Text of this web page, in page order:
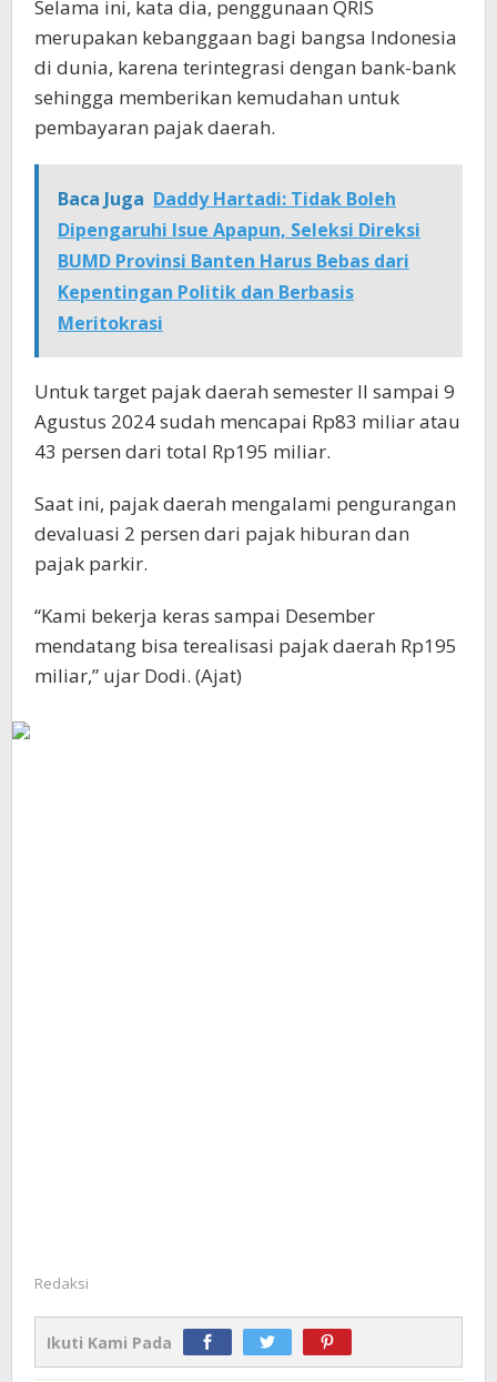
Selama ini, kata dia, penggunaan QRIS
merupakan kebanggaan bagi bangsa Indonesia
di dunia, karena terintegrasi dengan bank-bank
sehingga memberikan kemudahan untuk
pembayaran pajak daerah.
Baca Juga Daddy Hartadi: Tidak Boleh
Dipengaruhi Isue Apapun, Seleksi Direksi
BUMD Provinsi Banten Harus Bebas dari
Kepentingan Politik dan Berbasis
Meritokrasi
Untuk target pajak daerah semester II sampai 9
Agustus 2024 sudah mencapai Rp83 miliar atau
43 persen dari total Rp195 miliar.
Saat ini, pajak daerah mengalami pengurangan
devaluasi 2 persen dari pajak hiburan dan
pajak parkir.
“Kami bekerja keras sampai Desember
mendatang bisa terealisasi pajak daerah Rp195
miliar,” ujar Dodi. (Ajat)
Redaksi
Ikuti Kami Pada